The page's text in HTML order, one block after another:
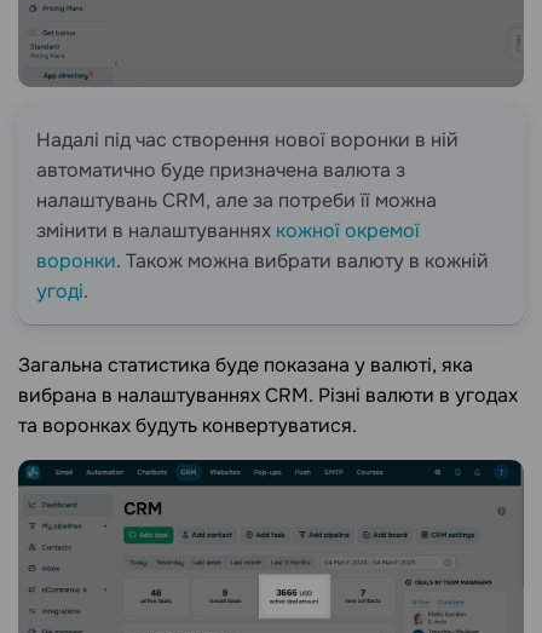
Надалі під час створення нової воронки в ній
автоматично буде призначена валюта з
налаштувань CRM, але за потреби її можна
змінити в налаштуваннях кожної окремої
воронки. Також можна вибрати валюту в кожній
угоді.
Загальна статистика буде показана у валюті, яка
вибрана в налаштуваннях CRM. Різні валюти в угодах
та воронках будуть конвертуватися.